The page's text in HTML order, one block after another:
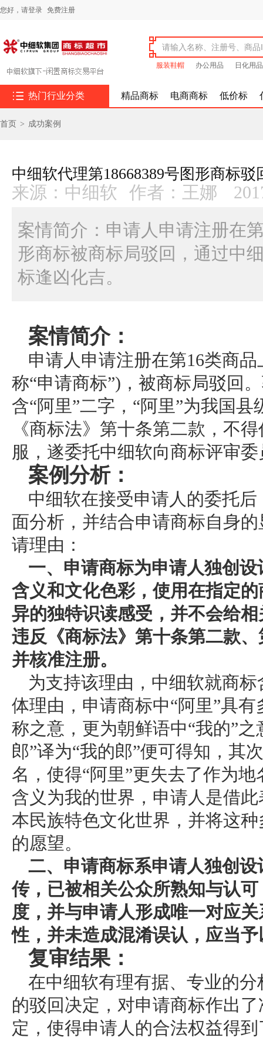
您好， 请登录 免费注册
服装鞋帽 办公用品 日化用品
 热门行业分类 精品商标 电商商标 低价标
首页 > 成功案例
中细软代理第18668389号图形商标
来源：中细软 作者：王娜
案情简介：申请人申请注册在
形商标被商标局驳回，通过中
标逢凶化吉。
案情简介：
申请人申请注册在第16类商品
称“申请商标”)，被商标局驳回
含“阿里”二字，“阿里”为我国
《商标法》第十条第二款，不
服，遂委托中细软向商标评审
案例分析：
中细软在接受申请人的委托
面分析，并结合申请商标自身
请理由：
一、申请商标为申请人独创
含义和文化色彩，使用在指定
异的独特识读感受，并不会给
违反《商标法》第十条第二款
并核准注册。
为支持该理由，中细软就商
体理由，申请商标中“阿里”具
称之意，更为朝鲜语中“我的”
郎”译为“我的郎”便可得知，其
名，使得“阿里”更失去了作为
含义为我的世界，申请人是借
本民族特色文化世界，并将这
的愿望。
二、申请商标系申请人独创
传，已被相关公众所熟知与认
度，并与申请人形成唯一对应
性，并未造成混淆误认，应当
复审结果：
在中细软有理有据、专业的
的驳回决定，对申请商标作出
定，使得申请人的合法权益得